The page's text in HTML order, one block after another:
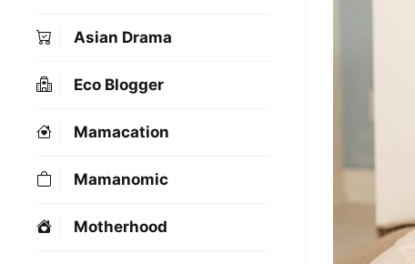
Asian Drama
Eco Blogger
Mamacation
Mamanomic
Motherhood